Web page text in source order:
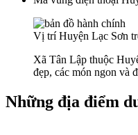
Vị trí Huyện Lạc Sơn
Xã Tân Lập thuộc
đẹp, các món ngon và
Những địa điểm